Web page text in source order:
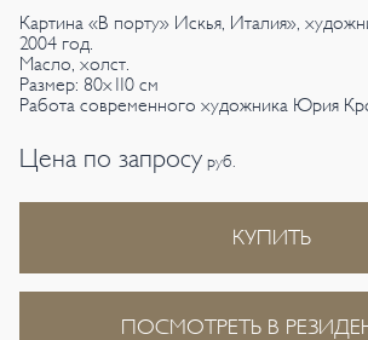
Картина «В порту» Искья, Италия»,
2004 год.
Масло, холст.
Размер: 80х110 см
Работа современного художника Юрия
Цена по запросу руб.
КУПИТЬ
ПОСМОТРЕТЬ В